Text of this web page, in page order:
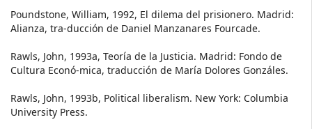
Poundstone, William, 1992, El dilema del prisionero. Madrid:
Alianza, tra-ducción de Daniel Manzanares Fourcade.
Rawls, John, 1993a, Teoría de la Justicia. Madrid: Fondo de
Cultura Econó-mica, traducción de María Dolores Gonzáles.
Rawls, John, 1993b, Political liberalism. New York: Columbia
University Press.